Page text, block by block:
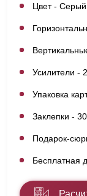
Цвет -
Усилители -
Упаковка
Заклепки -
Подарок-
Бесплатная